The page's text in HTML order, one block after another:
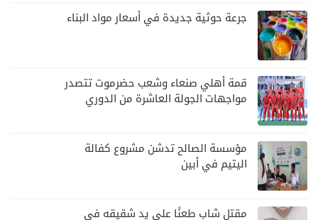
جرعة حوثية جديدة في أسعار مواد البناء
قمة أهلي صنعاء وشعب حضرموت تتصدر
مواجهات الجولة العاشرة من الدوري
مؤسسة الصالح تدشن مشروع كفالة
اليتيم في أبين
مقتل شاب طعنًا على يد شقيقه في